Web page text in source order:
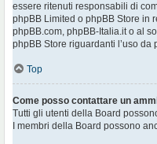
essere ritenuti responsabili di
phpBB Limited o phpBB Store in
phpBB.com, phpBB-Italia.it o al
phpBB Store riguardanti l’uso
Top
Come posso contattare un
Tutti gli utenti della Board
I membri della Board possono